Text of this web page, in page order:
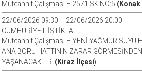
Müteahhit Çalışması – 2571 SK NO:5 (Konak
22/06/2026 09:30 – 22/06/2026 20:00
CUMHURİYET, İSTİKLAL
Müteahhit Çalışması – YENİ YAĞMUR SUYU
ANA BORU HATTININ ZARAR
YAŞANACAKTIR. (Kiraz İlçesi)